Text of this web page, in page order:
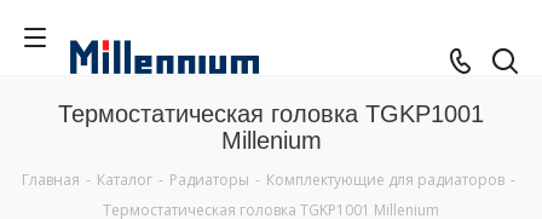
Термостатическая головка TGKP1001
Millenium
Главная - Каталог - Радиаторы - Комплектующие для радиаторов -
Термостатическая головка TGKP1001 Millenium